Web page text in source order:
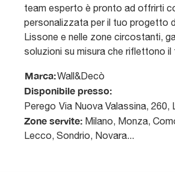
team esperto è pronto ad offrirti
personalizzata per il tuo progetto
Lissone e nelle zone circostanti,
soluzioni su misura che riflettono il
Marca:Wall&Decò
Disponibile presso:
Perego Via Nuova Valassina, 260,
Zone servite: Milano, Monza,
Lecco, Sondrio, Novara...